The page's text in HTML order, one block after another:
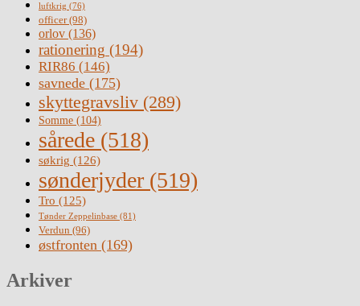
luftkrig (76)
officer(98)
orlov (136)
rationering (194)
RIR86 (146)
savnede (175)
skyttegravsliv (289)
Somme (104)
sårede (518)
søkrig (126)
sønderjyder (519)
Tro (125)
Tønder Zeppelinbase (81)
Verdun (96)
østfronten (169)
Arkiver